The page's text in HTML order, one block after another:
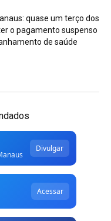
quase um terço dos
o pagamento suspenso
de saúde
Divulgar
Acessar